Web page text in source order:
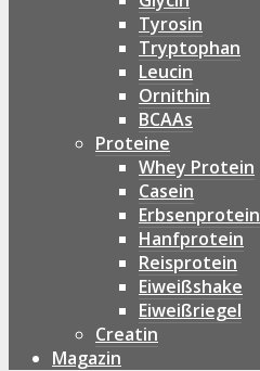
Tyrosin
Tryptophan
Leucin
Ornithin
BCAAs
Proteine
Whey Protein
Casein
Erbsenprotein
Hanfprotein
Reisprotein
Eiweißshake
Eiweißriegel
Creatin
Magazin